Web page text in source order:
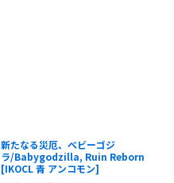
新たなる災厄、ベビーゴジ
ラ/Babygodzilla, Ruin Reborn
[IKOCL 青 アンコモン]